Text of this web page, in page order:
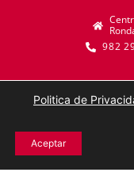
982
Politica de
Aceptar